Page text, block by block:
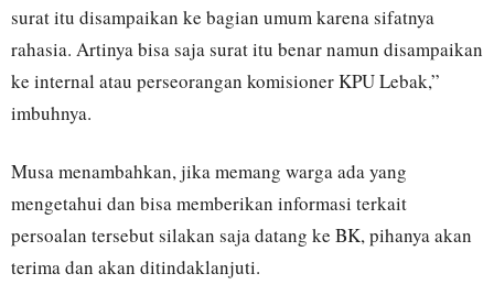
surat itu disampaikan ke bagian umum karena sifatnya
rahasia. Artinya bisa saja surat itu benar namun disampaikan
ke internal atau perseorangan komisioner KPU Lebak,”
imbuhnya.
Musa menambahkan, jika memang warga ada yang
mengetahui dan bisa memberikan informasi terkait
persoalan tersebut silakan saja datang ke BK, pihanya akan
terima dan akan ditindaklanjuti.